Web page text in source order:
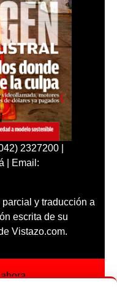
2327200 |
| Email:
y traducción a
escrita de su
Vistazo.com.